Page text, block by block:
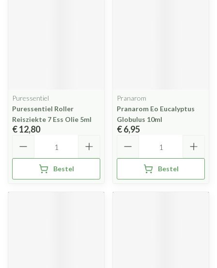
Puressentiel
Puressentiel Roller
Reisziekte 7 Ess Olie 5ml
€ 12,80
Bestel
Pranarom
Pranarom Eo Eucalyptus
Globulus 10ml
€ 6,95
Bestel